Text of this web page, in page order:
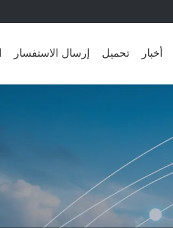
أخبار تحميل إرسال الاستفسار